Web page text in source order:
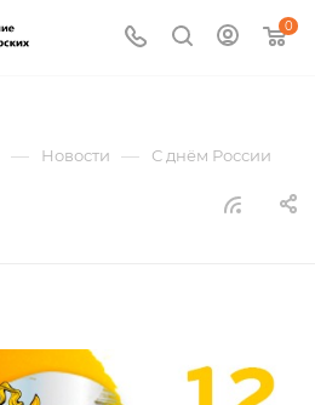
0
— Новости — С днём России